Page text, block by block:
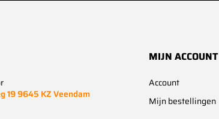
19 9645 KZ Veendam
MIJN ACCOUNT
Account
Mijn bestellingen